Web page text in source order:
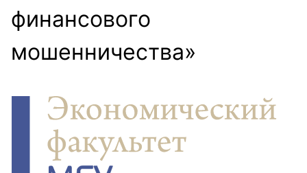
финансового
мошенничества»